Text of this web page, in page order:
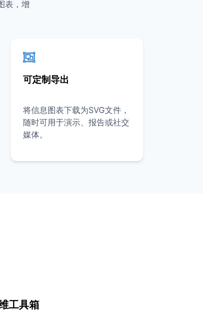
表，增
可定制导出
将信息图表下载为SVG文件，
随时可用于演示、报告或社交
媒体。
工具箱